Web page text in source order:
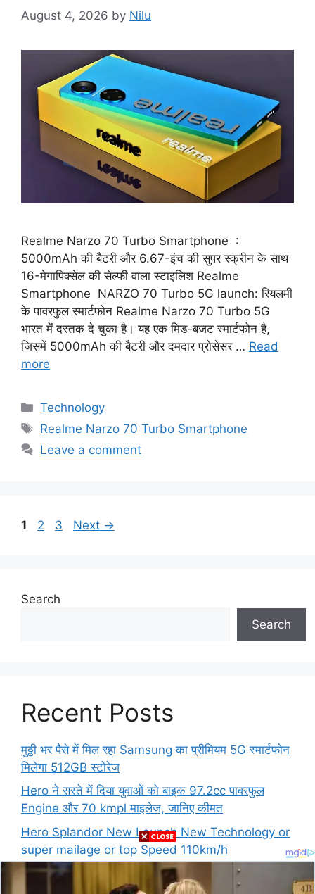
August 4, 2026 by Nilu
Realme Narzo 70 Turbo Smartphone :
5000mAh की बैटरी और 6.67-इंच की सुपर स्क्रीन के साथ
16-मेगापिक्सेल की सेल्फी वाला स्टाइलिश Realme
Smartphone NARZO 70 Turbo 5G launch: रियलमी
के पावरफुल स्मार्टफोन Realme Narzo 70 Turbo 5G
भारत में दस्तक दे चुका है। यह एक मिड-बजट स्मार्टफोन है,
जिसमें 5000mAh की बैटरी और दमदार प्रोसेसर … Read
more
Categories
Technology
Tags
Realme Narzo 70 Turbo Smartphone
Leave a comment
Page
1 Page
2 Page
3 Next →
Search
Search
Recent Posts
मुठ्ठी भर पैसे में मिल रहा Samsung का प्रीमियम 5G स्मार्टफोन
मिलेगा 512GB स्टोरेज
Hero ने सस्ते में दिया युवाओं को बाइक 97.2cc पावरफुल
Engine और 70 kmpl माइलेज, जानिए कीमत
Hero Splandor New Launch New Technology or
super mailage or top Speed 110km/h
Airtel ₹199 5G Pack – High-Speed Data for
Gaming and Streaming Lovers